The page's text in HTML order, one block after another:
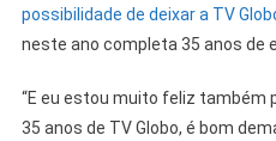
possibilidade de deixar a TV
neste ano completa 35 anos de
“E eu estou muito feliz também
35 anos de TV Globo, é bom